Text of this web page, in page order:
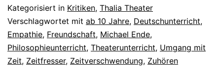
Kategorisiert in Kritiken, Thalia Theater
Verschlagwortet mit ab 10 Jahre, Deutschunterricht,
Empathie, Freundschaft, Michael Ende,
Philosophieunterricht, Theaterunterricht, Umgang mit
Zeit, Zeitfresser, Zeitverschwendung, Zuhören